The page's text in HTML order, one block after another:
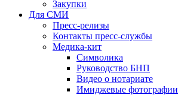
Закупки
Для СМИ
Пресс-релизы
Контакты пресс-службы
Медика-кит
Символика
Руководство БНП
Видео о нотариате
Имиджевые фотографии